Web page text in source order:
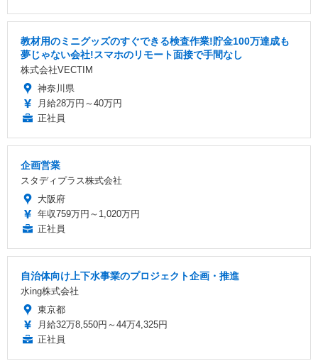
教材用のミニグッズのすぐできる検査作業!貯金100万達成も
夢じゃない会社!スマホのリモート面接で手間なし
株式会社VECTIM
神奈川県
月給28万円～40万円
正社員
企画営業
スタディプラス株式会社
大阪府
年収759万円～1,020万円
正社員
自治体向け上下水事業のプロジェクト企画・推進
水ing株式会社
東京都
月給32万8,550円～44万4,325円
正社員